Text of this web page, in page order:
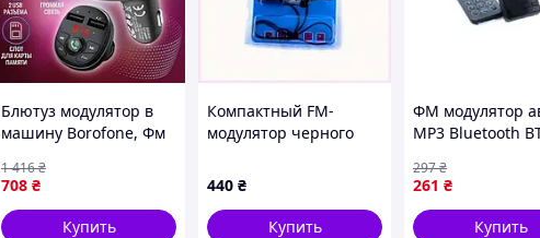
Блютуз модулятор в
машину Borofone, Фм
Блютуз передатчик в
машину, Fm тр Готово
к отправке
708 ₴
1 416₴
Купить
Компактный FM-
модулятор черного
слотом, 56923T11P
440 ₴
Купить
ФМ модулятор
MP3 Bluetooth
261 ₴
297₴
Купить